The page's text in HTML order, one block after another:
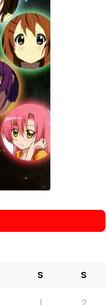
S S